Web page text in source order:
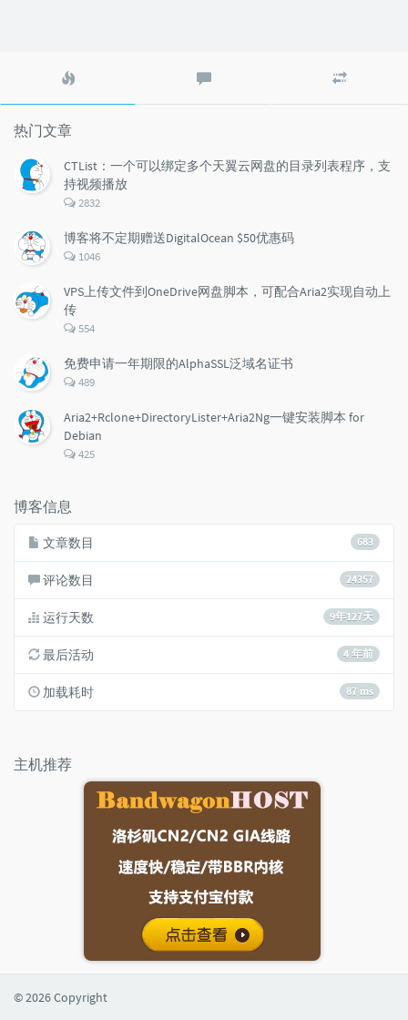
文
评
文
热门文章
CTList：一个可以绑定多个天翼云网盘的目录列表程序，支
持视频播放
评
数：
2832
博客将不定期赠送DigitalOcean $50优惠码
评
数：
1046
VPS上传文件到OneDrive网盘脚本，可配合Aria2实现自动上
传
评
数：
554
免费申请一年期限的AlphaSSL泛域名证书
评
数：
489
Aria2+Rclone+DirectoryLister+Aria2Ng一键安装脚本 for
Debian
评
425
博客信息
683
文章数目
24357
评论数目
9年127天
运行天数
4 年前
最后活动
87 ms
加载耗时
主机推荐
© 2026 Copyright